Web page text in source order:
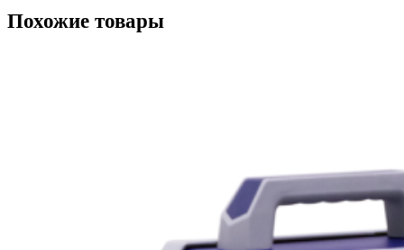
Похожие товары